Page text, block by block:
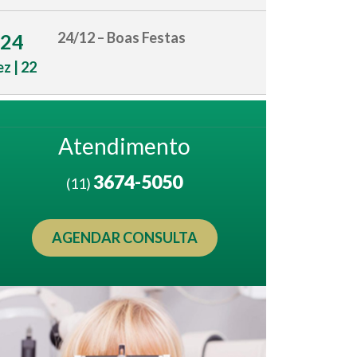
24
| 22
24/12 – Boas Festas
Atendimento
(11)3674-5050
AGENDAR CONSULTA